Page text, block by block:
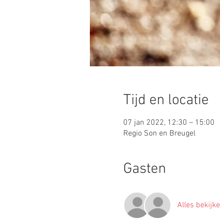
Tijd en locatie
07 jan 2022, 12:30 – 15:00
Regio Son en Breugel
Gasten
Alles